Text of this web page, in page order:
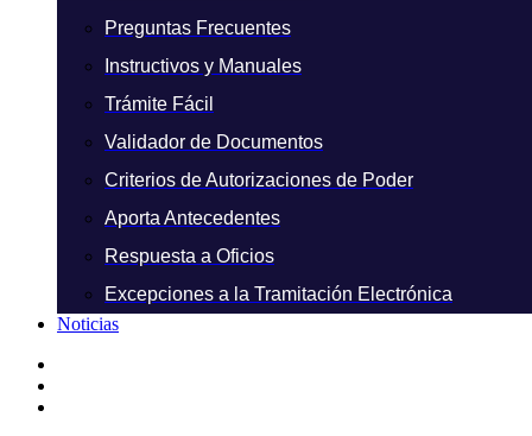
Preguntas Frecuentes
Instructivos y Manuales
Trámite Fácil
Validador de Documentos
Criterios de Autorizaciones de Poder
Aporta Antecedentes
Respuesta a Oficios
Excepciones a la Tramitación Electrónica
Noticias